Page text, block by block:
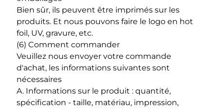
Bien sûr, ils peuvent être imprimés sur les
produits. Et nous pouvons faire le logo en hot
foil, UV, gravure, etc.
(6) Comment commander
Veuillez nous envoyer votre commande
d'achat, les informations suivantes sont
nécessaires
A. Informations sur le produit : quantité,
spécification - taille, matériau, impression,